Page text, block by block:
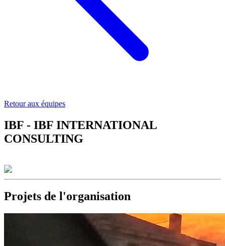
Retour aux équipes
IBF - IBF INTERNATIONAL
CONSULTING
Projets de l'organisation